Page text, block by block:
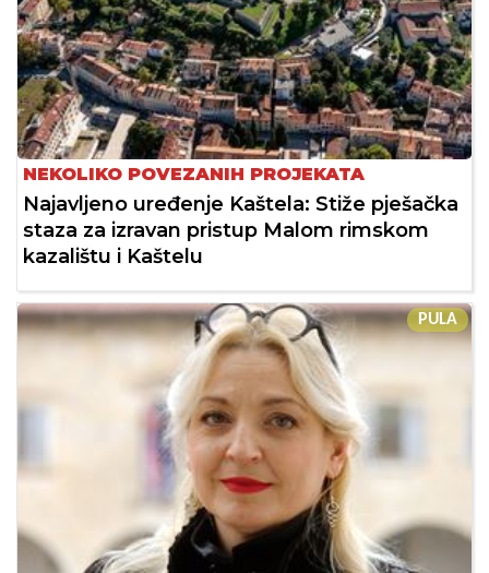
NEKOLIKO POVEZANIH PROJEKATA
Najavljeno uređenje Kaštela: Stiže pješačka
staza za izravan pristup Malom rimskom
kazalištu i Kaštelu
PULA